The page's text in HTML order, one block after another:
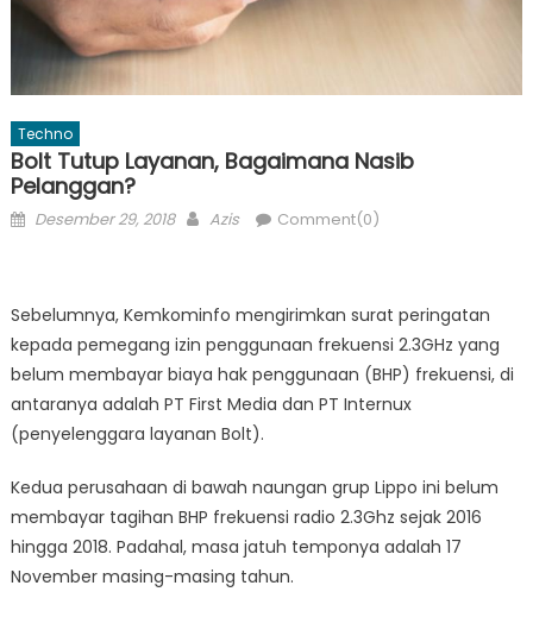
Techno
Bolt Tutup Layanan, Bagaimana Nasib
Pelanggan?
Posted
Desember 29, 2018 Author
Azis Comment(0)
Sebelumnya, Kemkominfo mengirimkan surat peringatan
kepada pemegang izin penggunaan frekuensi 2.3GHz yang
belum membayar biaya hak penggunaan (BHP) frekuensi, di
antaranya adalah PT First Media dan PT Internux
(penyelenggara layanan Bolt).
Kedua perusahaan di bawah naungan grup Lippo ini belum
membayar tagihan BHP frekuensi radio 2.3Ghz sejak 2016
hingga 2018. Padahal, masa jatuh temponya adalah 17
November masing-masing tahun.